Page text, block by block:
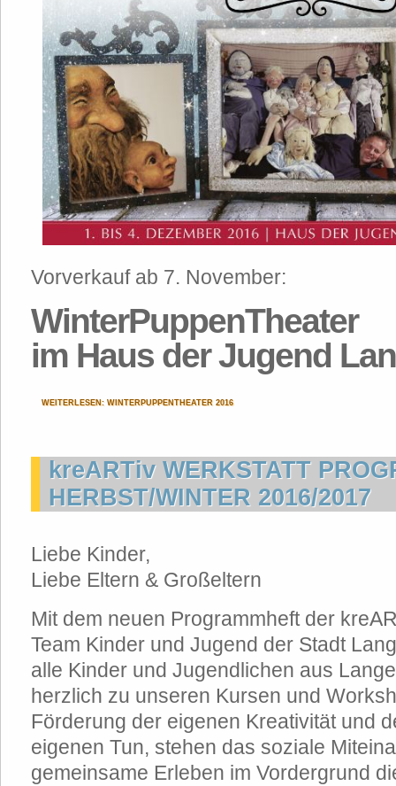
Vorverkauf ab 7. November:
WinterPuppenTheater
im Haus der Jugend
WEITERLESEN: WINTERPUPPENTHEATER 2016
kreARTiv WERKSTATT
HERBST/WINTER 2016/2017
Liebe Kinder,
Liebe Eltern & Großeltern
Mit dem neuen Programmheft der
Team Kinder und Jugend der Stadt
alle Kinder und Jugendlichen aus
herzlich zu unseren Kursen und
Förderung der eigenen Kreativität und
eigenen Tun, stehen das soziale
gemeinsame Erleben im Vordergrund